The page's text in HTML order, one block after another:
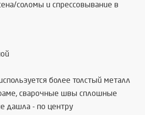
соломы и спрессовывание в
более толстый металл
сварочные швы сплошные
дашла - по центру